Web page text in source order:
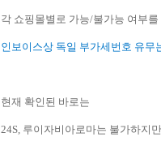
각 쇼핑몰별로 가능/불가능 여부
인보이스상 독일 부가세번호 유무
현재 확인된 바로는
24S, 루이자비아로마는 불가하지